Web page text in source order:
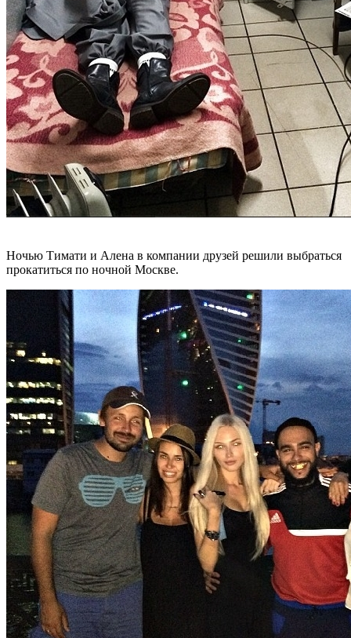
Ночью Тимати и Алена в компании друзей решили выбраться
прокатиться по ночной Москве.